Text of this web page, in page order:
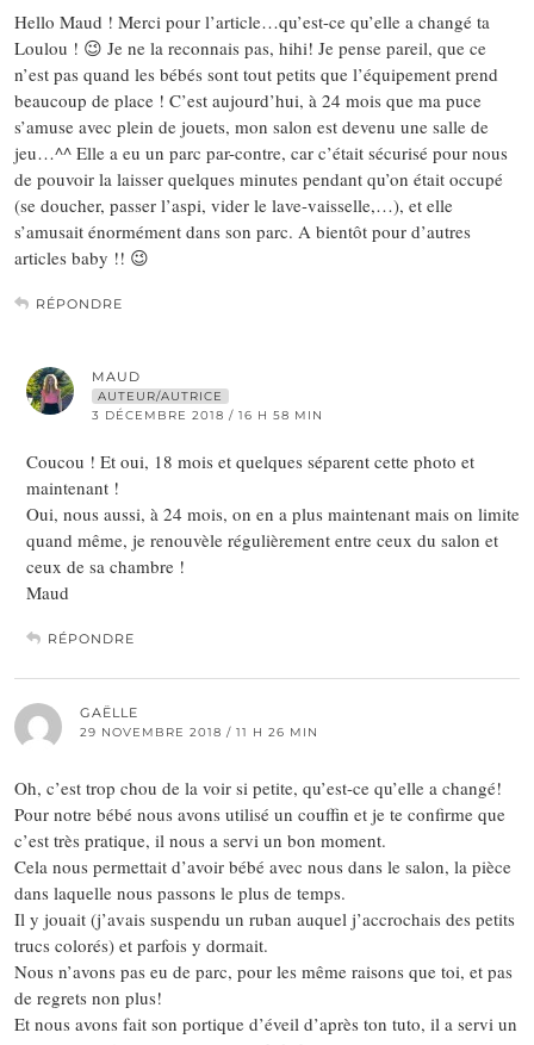
Hello Maud ! Merci pour l’article…qu’est-ce qu’elle a changé ta
Loulou ! 😉 Je ne la reconnais pas, hihi! Je pense pareil, que ce
n’est pas quand les bébés sont tout petits que l’équipement prend
beaucoup de place ! C’est aujourd’hui, à 24 mois que ma puce
s’amuse avec plein de jouets, mon salon est devenu une salle de
jeu…^^ Elle a eu un parc par-contre, car c’était sécurisé pour nous
de pouvoir la laisser quelques minutes pendant qu’on était occupé
(se doucher, passer l’aspi, vider le lave-vaisselle,…), et elle
s’amusait énormément dans son parc. A bientôt pour d’autres
articles baby !! 😉
RÉPONDRE
MAUD
AUTEUR/AUTRICE
3 DÉCEMBRE 2018 / 16 H 58 MIN
Coucou ! Et oui, 18 mois et quelques séparent cette photo et
maintenant !
Oui, nous aussi, à 24 mois, on en a plus maintenant mais on limite
quand même, je renouvèle régulièrement entre ceux du salon et
ceux de sa chambre !
Maud
RÉPONDRE
GAËLLE
29 NOVEMBRE 2018 / 11 H 26 MIN
Oh, c’est trop chou de la voir si petite, qu’est-ce qu’elle a changé!
Pour notre bébé nous avons utilisé un couffin et je te confirme que
c’est très pratique, il nous a servi un bon moment.
Cela nous permettait d’avoir bébé avec nous dans le salon, la pièce
dans laquelle nous passons le plus de temps.
Il y jouait (j’avais suspendu un ruban auquel j’accrochais des petits
trucs colorés) et parfois y dormait.
Nous n’avons pas eu de parc, pour les même raisons que toi, et pas
de regrets non plus!
Et nous avons fait son portique d’éveil d’après ton tuto, il a servi un